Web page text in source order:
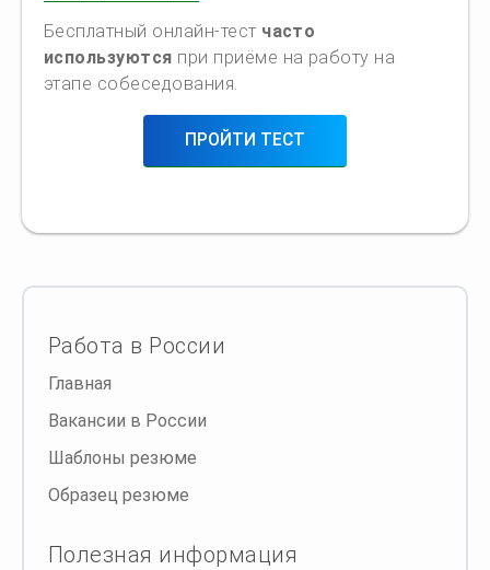
Бесплатный онлайн-тест часто
используются при приёме на работу на
этапе собеседования.
ПРОЙТИ ТЕСТ
Работа в России
Главная
Вакансии в России
Шаблоны резюме
Образец резюме
Полезная информация